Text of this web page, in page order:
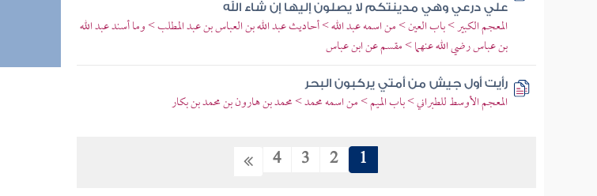
علي درعي وهي مدينتكم لا يصلون إليها إن شاء الله
المعجم الكبير > باب العين > من اسمه عبد الله > أحاديث عبد الله بن العباس بن عبد المطلب > وما أسند عبد الله
بن عباس رضي الله عنهما > مقسم عن ابن عباس
رأيت أول جيش من أمتي يركبون البحر
المعجم الأوسط للطبراني > باب الميم > من اسمه محمد > محمد بن هارون بن محمد بن بكار
1
2
3
4